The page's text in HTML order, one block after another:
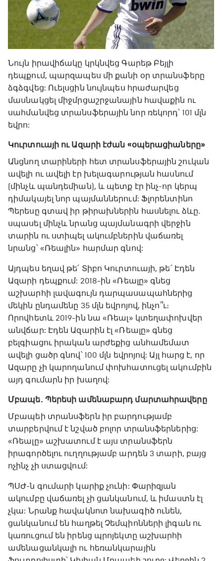
Նույն իրավիճակը կրկնվեց Գարեթ Բեյլի
դեպքում, պարզապես մի քանի օր տրանսֆերը
ձգձգվեց: Ուելսցին նույնպես հրաժարվեց
մասնակցել միջմրցաշրջանային հավաքին ու
սահմանվեց տրանսֆերային նոր ռեկորդ՝ 101 մլն
եվրո:
Կուրտուայի ու Ազարի էժան «օպերացիաները»
Անցնող տարիների հետ տրանսֆերային շուկան
ավելի ու ավելի էր խելագարության հասնում
(մինչև պանդեմիան), և պետք էր ինչ-որ կերպ
դիմակայել նոր պայմաններում: Ֆլորենտինո
Պերեսը գտավ իր թիրախներին հասնելու ձևը.
սպասել մինչև նրանց պայմանագրի վերջին
տարին ու ստիպել ակումբներին վաճառել
նրանց՝ «Ռեալին» հարմար գնով:
Այդպես եղավ թե՛ Տիբո Կուրտուայի, թե՛ Էդեն
Ազարի դեպքում: 2018-ին «Ռեալը» գնեց
աշխարհի լավագույն դարպասապահներից
մեկին ընդամենը 35 մլն եվրոյով, ինչո՞ւ։
Որովհետև 2019-ին նա «Ռեալ» կտեղափոխվեր
անվճար: Էդեն Ազարին էլ «Ռեալը» գնեց
բելգիացու իրական արժեքից անհամեմատ
ավելի ցածր գնով՝ 100 մլն եվրոյով: Այլ հարց է, որ
Ազարը չի կարողանում փոխհատուցել ակումբին
այդ գումարն իր խաղով:
Մբապե. Պերեսի ամենաբարդ մարտահրավերը
Մբապեի տրանսֆերն իր բարդությամբ
տարբերվում է նշված բոլոր տրանսֆերներից:
«Ռեալը» աշխատում է այս տրանսֆերն
իրագործելու ուղղությամբ արդեն 3 տարի, բայց
ոչինչ չի ստացվում:
ՊՍԺ-ն գումարի կարիք չունի: Փարիզյան
ակումբը վաճառել չի ցանկանում, և իմաստն էլ
չկա: Նրանք հավակնոտ նախագիծ ունեն,
ցանկանում են հաղթել Չեմպիոնների լիգան ու
կառուցում են իրենց պրոյեկտը աշխարհի
ամենացանկալի ու հեռանկարային